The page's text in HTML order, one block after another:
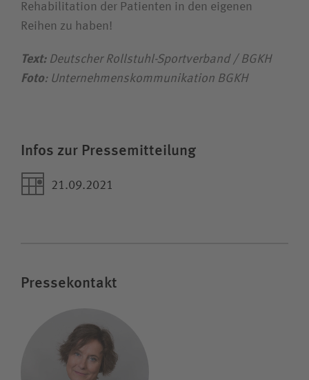
Rehabilitation der Patienten in den eigenen
Reihen zu haben!
Text: Deutscher Rollstuhl-Sportverband / BGKH
Foto: Unternehmenskommunikation BGKH
Infos zur Pressemitteilung
21.09.2021
Pressekontakt